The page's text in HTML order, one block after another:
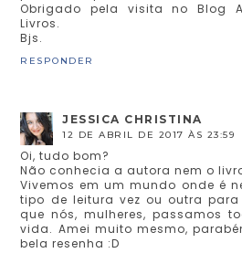
Obrigado pela visita no Blog
Livros.
Bjs.
RESPONDER
JESSICA CHRISTINA
12 DE ABRIL DE 2017 ÀS 23:59
Oi, tudo bom?
Não conhecia a autora nem o
Vivemos em um mundo onde é
tipo de leitura vez ou outra
que nós, mulheres, passamos
vida. Amei muito mesmo,
bela resenha :D